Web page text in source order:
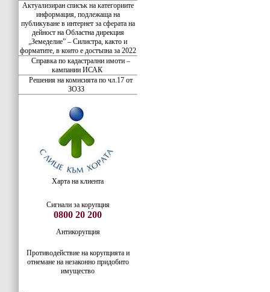
Актуализиран списък на категориите
информация, подлежаща на
публикуване в интернет за сферата на
дейност на Областна дирекция
„Земеделие” – Силистра, както и
форматите, в които е достъпна за 2022
Справка по кадастрални имоти –
кампании ИСАК
Решения на комисията по чл.17 от
ЗОЗЗ
Харта на клиента
Сигнали за корупция
0800 20 200
Антикорупция
Противодействие на корупцията и
отнемане на незаконно придобито
имущество